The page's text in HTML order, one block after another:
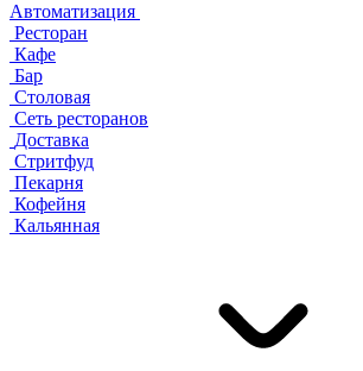
Автоматизация
Ресторан
Кафе
Бар
Столовая
Сеть ресторанов
Доставка
Стритфуд
Пекарня
Кофейня
Кальянная